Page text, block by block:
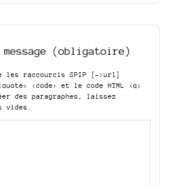
(obligatoire)
les raccourcis SPIP
[->url]
<code>
et le code HTML <q>
des paragraphes, laissez
vides.